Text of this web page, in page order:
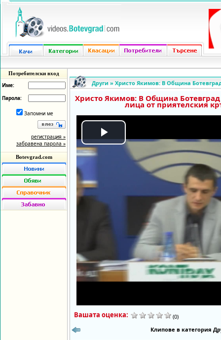
Потребителски вход
Име:
Парола:
Запомни ме
регистрация »
забравена парола »
Botevgrad.com
Други » Христо Якимов: В Община
Христо Якимов: В Община Ботевград
лица от приятелския
Play
Video
Вашата оценка:
(0)
Клипове в категория